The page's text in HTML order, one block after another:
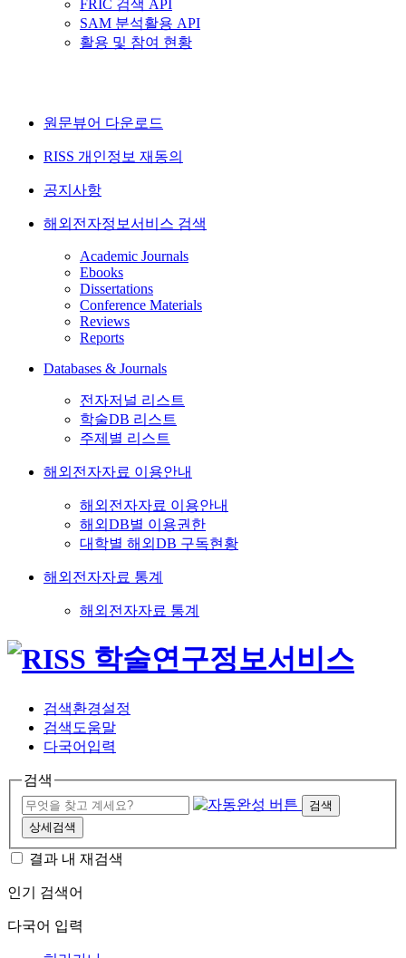
FRIC 검색 API
SAM 분석활용 API
활용 및 참여 현황
원문뷰어 다운로드
RISS 개인정보 재동의
공지사항
해외전자정보서비스 검색
Academic Journals
Ebooks
Dissertations
Conference Materials
Reviews
Reports
Databases & Journals
전자저널 리스트
학술DB 리스트
주제별 리스트
해외전자자료 이용안내
해외전자자료 이용안내
해외DB별 이용권한
대학별 해외DB 구독현황
해외전자자료 통계
해외전자자료 통계
검색환경설정
검색도움말
다국어입력
검색
검색
상세검색
결과 내 재검색
인기 검색어
다국어 입력